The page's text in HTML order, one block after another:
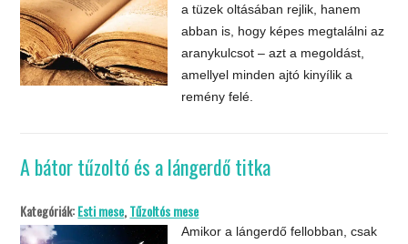
a tüzek oltásában rejlik, hanem
abban is, hogy képes megtalálni az
aranykulcsot – azt a megoldást,
amellyel minden ajtó kinyílik a
remény felé.
A bátor tűzoltó és a lángerdő titka
Kategóriák:Esti mese,Tűzoltós mese
Amikor a lángerdő fellobban, csak